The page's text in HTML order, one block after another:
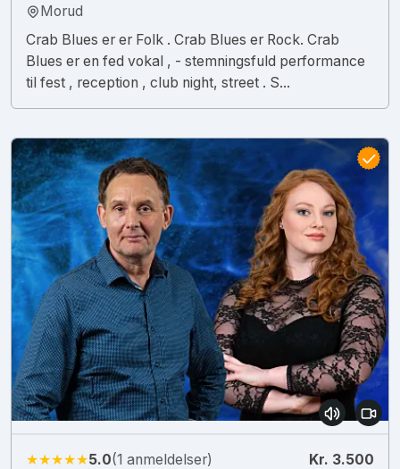
Morud
Crab Blues er er Folk . Crab Blues er Rock. Crab
Blues er en fed vokal , - stemningsfuld performance
til fest , reception , club night, street . S...
★★★★★5.0(1 anmeldelser) Kr. 3.500